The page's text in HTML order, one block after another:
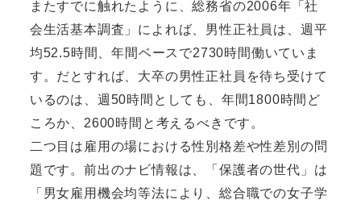
またすでに触れたように、総務省の2006年「社
会生活基本調査」によれば、男性正社員は、週平
均52.5時間、年間ベースで2730時間働いていま
す。だとすれば、大卒の男性正社員を待ち受けて
いるのは、週50時間としても、年間1800時間ど
ころか、2600時間と考えるべきです。
二つ目は雇用の場における性別格差や性差別の問
題です。前出のナビ情報は、「保護者の世代」は
「男女雇用機会均等法により、総合職での女子学